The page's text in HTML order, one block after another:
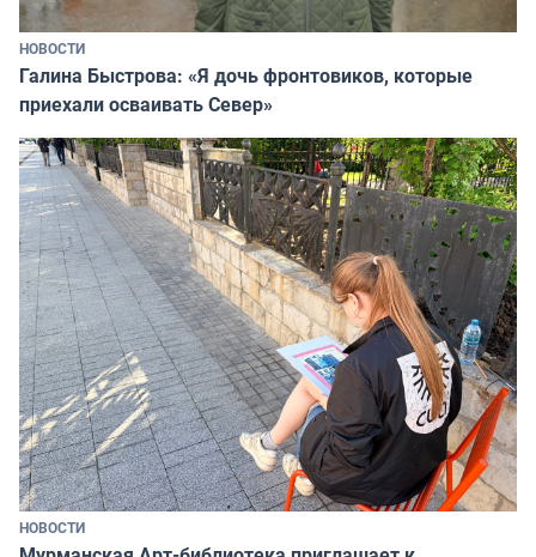
НОВОСТИ
Галина Быстрова: «Я дочь фронтовиков, которые
приехали осваивать Север»
НОВОСТИ